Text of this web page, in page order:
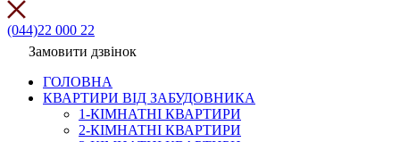
(044)22 000 22
Замовити дзвінок
ГОЛОВНА
КВАРТИРИ ВІД ЗАБУДОВНИКА
1-КІМНАТНІ КВАРТИРИ
2-КІМНАТНІ КВАРТИРИ